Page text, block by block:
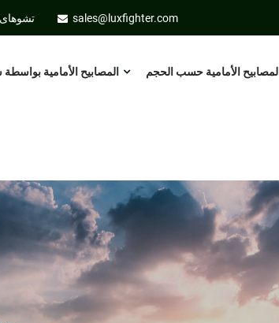
تشوهاى sales@luxfighter.com
المصابيح الأمامية المصابيح الأمامية حسب الحجم